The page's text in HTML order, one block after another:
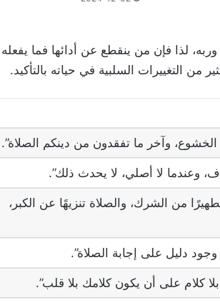
لذا فإن من ينقطع عن أدائها فما يفعله
من التغييرات السلبية في حياته بالتأكيد.
وآخر ما تفقدون من دينكم الصلاة”.
وعندما لا أصلي، لا يحدث ذلك”.
من الشرك، والصلاة تنزيهًا عن الكبر،
دليل على إجابة الصلاة”.
كلام على أن يكون كلامك بلا قلب”.